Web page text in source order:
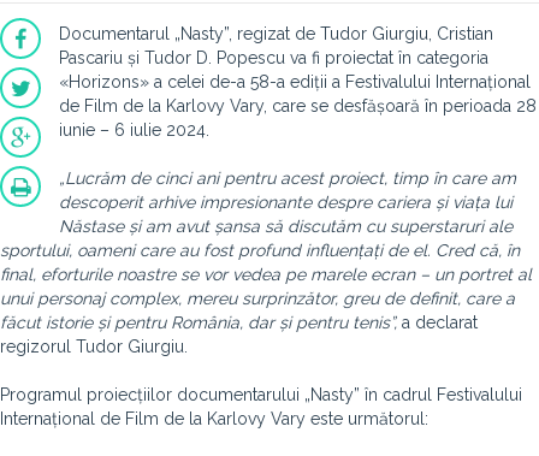
Documentarul „Nasty”, regizat de Tudor Giurgiu, Cristian
Pascariu și Tudor D. Popescu va fi proiectat în categoria
«Horizons» a celei de-a 58-a ediții a Festivalului Internațional
de Film de la Karlovy Vary, care se desfășoară în perioada 28
iunie – 6 iulie 2024.
„Lucrăm de cinci ani pentru acest proiect, timp în care am
descoperit arhive impresionante despre cariera și viața lui
Năstase și am avut șansa să discutăm cu superstaruri ale
sportului, oameni care au fost profund influențați de el. Cred că, în
final, eforturile noastre se vor vedea pe marele ecran – un portret al
unui personaj complex, mereu surprinzător, greu de definit, care a
făcut istorie și pentru România, dar și pentru tenis”, a declarat
regizorul Tudor Giurgiu.
Programul proiecțiilor documentarului „Nasty” în cadrul Festivalului
Internațional de Film de la Karlovy Vary este următorul: